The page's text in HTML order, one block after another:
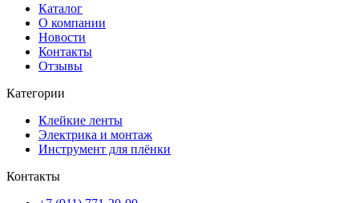
Каталог
О компании
Новости
Контакты
Отзывы
Категории
Клейкие ленты
Электрика и монтаж
Инструмент для плёнки
Контакты